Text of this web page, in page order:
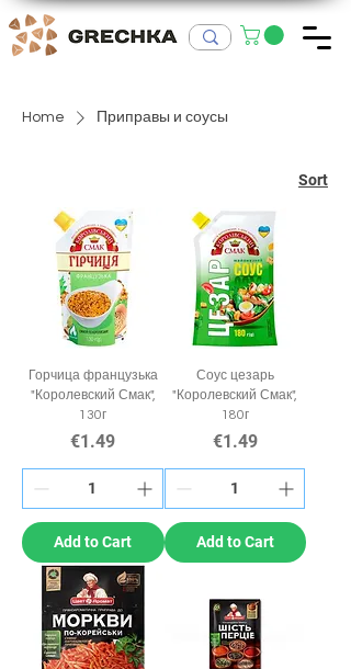
Home Приправы и соусы
Sort
Горчица французька
"Королевский Смак",
130г
Price
€1.49
Add to Cart
Соус цезарь
"Королевский Смак",
180г
Price
€1.49
Add to Cart